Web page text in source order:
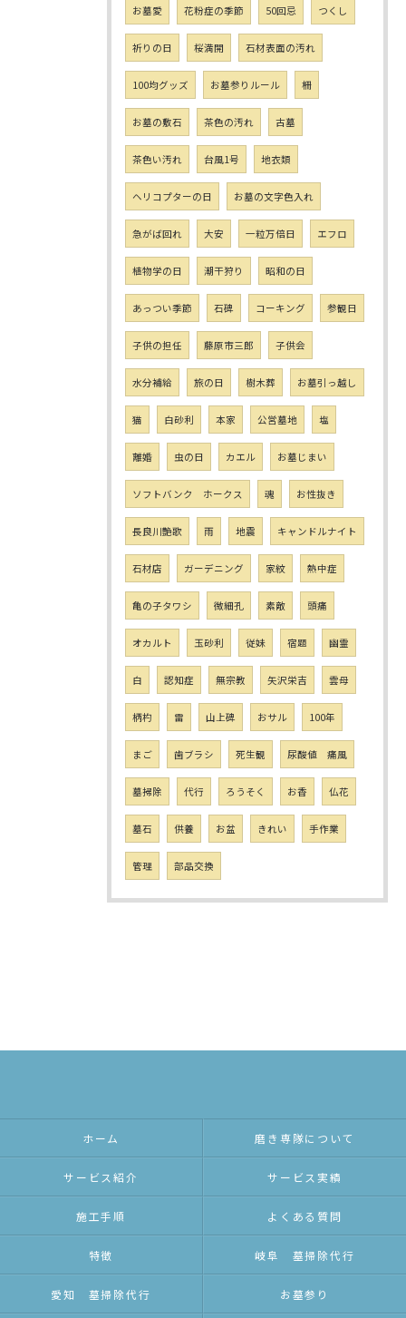
お墓愛 花粉症の季節 50回忌 つくし
祈りの日 桜満開 石材表面の汚れ
100均グッズ お墓参りルール 柵
お墓の敷石 茶色の汚れ 古墓
茶色い汚れ 台風1号 地衣類
ヘリコプターの日 お墓の文字色入れ
急がば回れ 大安 一粒万倍日 エフロ
植物学の日 潮干狩り 昭和の日
あっつい季節 石碑 コーキング 参観日
子供の担任 藤原市三郎 子供会
水分補給 旅の日 樹木葬 お墓引っ越し
猫 白砂利 本家 公営墓地 塩
離婚 虫の日 カエル お墓じまい
ソフトバンク ホークス 魂 お性抜き
長良川艶歌 雨 地震 キャンドルナイト
石材店 ガーデニング 家紋 熱中症
亀の子タワシ 微細孔 素敵 頭痛
オカルト 玉砂利 従妹 宿題 幽霊
白 認知症 無宗教 矢沢栄吉 雲母
柄杓 雷 山上碑 おサル 100年
まご 歯ブラシ 死生観 尿酸値 痛風
墓掃除 代行 ろうそく お香 仏花
墓石 供養 お盆 きれい 手作業
管理 部品交換
ホーム 磨き専隊について
サービス紹介 サービス実績
施工手順 よくある質問
特徴 岐阜 墓掃除代行
愛知 墓掃除代行 お墓参り